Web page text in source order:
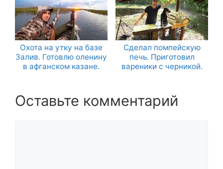
Охота на утку на базе
Залив. Готовлю оленину
в афганском казане.
Сделал помпейскую
печь. Приготовил
вареники с черникой.
Оставьте комментарий